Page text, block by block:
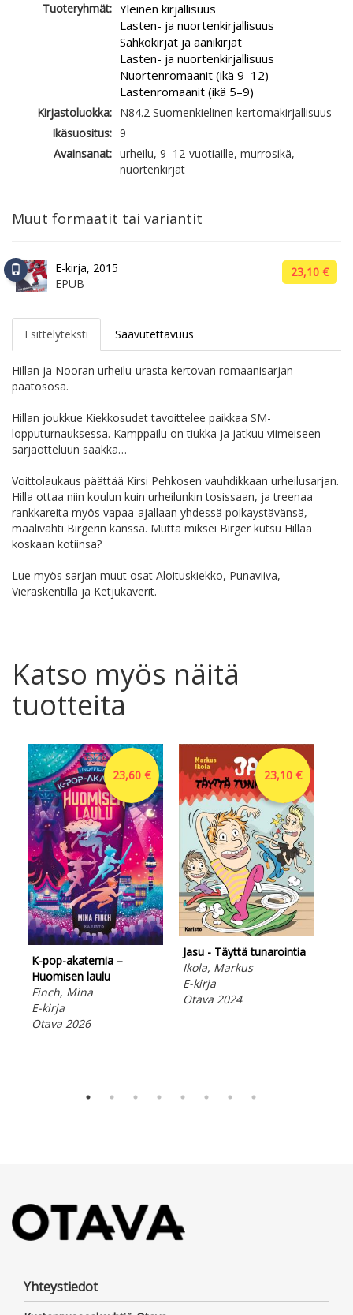
Tuoteryhmät: Yleinen kirjallisuus
Lasten- ja nuortenkirjallisuus
Sähkökirjat ja äänikirjat
Lasten- ja nuortenkirjallisuus
Nuortenromaanit (ikä 9–12)
Lastenromaanit (ikä 5–9)
Kirjastoluokka: N84.2 Suomenkielinen kertomakirjallisuus
Ikäsuositus: 9
Avainsanat: urheilu, 9–12-vuotiaille, murrosikä,
nuortenkirjat
Muut formaatit tai variantit
E-kirja, 2015
EPUB
23,10 €
Esittelyteksti Saavutettavuus
Hillan ja Nooran urheilu-urasta kertovan romaanisarjan
päätösosa.
Hillan joukkue Kiekkosudet tavoittelee paikkaa SM-
lopputurnauksessa. Kamppailu on tiukka ja jatkuu viimeiseen
sarjaotteluun saakka…
Voittolaukaus päättää Kirsi Pehkosen vauhdikkaan urheilusarjan.
Hilla ottaa niin koulun kuin urheilunkin tosissaan, ja treenaa
rankkareita myös vapaa-ajallaan yhdessä poikaystävänsä,
maalivahti Birgerin kanssa. Mutta miksei Birger kutsu Hillaa
koskaan kotiinsa?
Lue myös sarjan muut osat Aloituskiekko, Punaviiva,
Vieraskentillä ja Ketjukaverit.
Katso myös näitä
tuotteita
23,60 €
K-pop-akatemia –
Huomisen laulu
Finch, Mina
E-kirja
Otava 2026
23,10 €
Jasu - Täyttä tunarointia
Ikola, Markus
E-kirja
Otava 2024
Yhteystiedot